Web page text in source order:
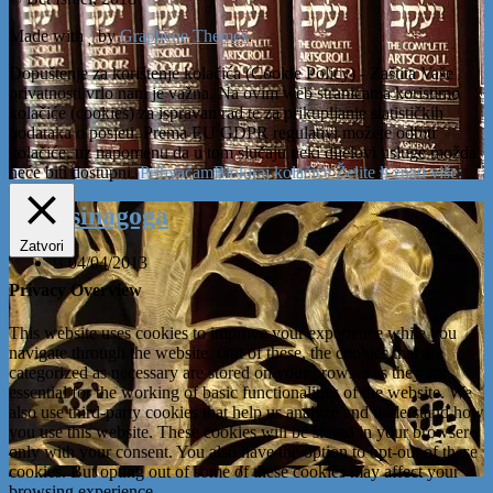
Naša sinagoga
04/04/2013
Made with byGraphene Themes.
Dopuštenje za korištenje kolačića (Cookie Policy) - Zaštita Vaše
privatnosti vrlo nam je važna. Na ovim web stranicama koristimo
kolačiće (cookies) za ispravan rad te za prikupljanje statističkih
podataka o posjeti. Prema EU GDPR regulativi možete odbiti
kolačiće, uz napomenu da u tom slučaju neki dijelovi usluge možda
neće biti dostupni.PrihvaćamBlokiraj kolačiće Želite li znati više:
Zatvori
Privacy Overview
This website uses cookies to improve your experience while you
navigate through the website. Out of these, the cookies that are
categorized as necessary are stored on your browser as they are
essential for the working of basic functionalities of the website. We
also use third-party cookies that help us analyze and understand how
you use this website. These cookies will be stored in your browser
only with your consent. You also have the option to opt-out of these
cookies. But opting out of some of these cookies may affect your